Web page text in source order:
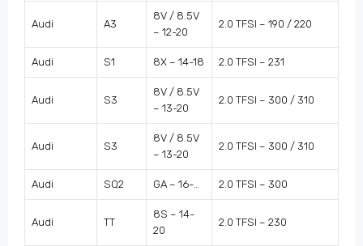
Audi A3
8V / 8.5V
– 12-20
2.0 TFSI – 190 / 220
Audi S1 8X – 14-18 2.0 TFSI – 231
Audi S3
8V / 8.5V
– 13-20
2.0 TFSI – 300 / 310
Audi S3
8V / 8.5V
– 13-20
2.0 TFSI – 300 / 310
Audi SQ2 GA – 16-… 2.0 TFSI – 300
Audi TT
8S – 14-
20
2.0 TFSI – 230